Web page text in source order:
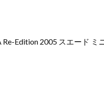
Edition 2005 スエード